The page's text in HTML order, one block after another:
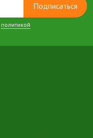
Подписаться
политикой